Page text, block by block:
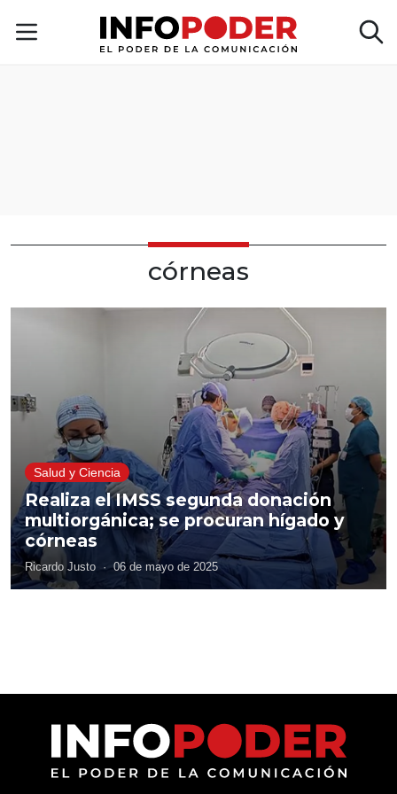
córneas
Salud y Ciencia
Realiza el IMSS segunda donación
multiorgánica; se procuran hígado y
córneas
Ricardo Justo · 06 de mayo de 2025